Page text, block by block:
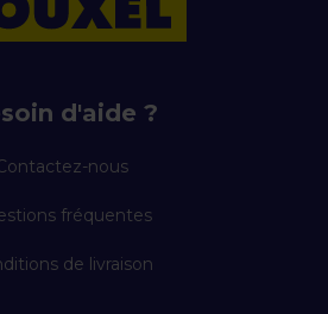
d'aide ?
nous
fréquentes
de livraison